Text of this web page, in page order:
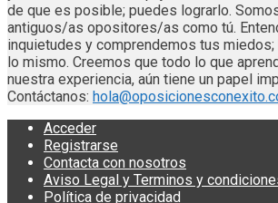
de que es posible; puedes lograrlo.
antiguos/as opositores/as como tú.
inquietudes y comprendemos tus
lo mismo. Creemos que todo lo que
nuestra experiencia, aún tiene un papel
Contáctanos:
Acceder
Registrarse
Contacta con nosotros
Aviso Legal y Terminos y
Política de privacidad